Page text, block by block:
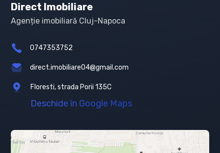
Direct Imobiliare
Agenție imobiliară Cluj-Napoca
0747353752
direct.imobiliare04@gmail.com
Floresti, strada Porii 135C
Deschide în Google Maps